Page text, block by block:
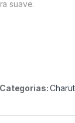
suave.
Categorias: